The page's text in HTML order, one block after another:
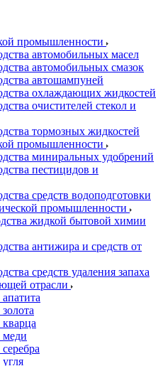
промышленности
автомобильных масел
автомобильных смазок
автошампуней
охлаждающих жидкостей
очистителей стекол и
тормозных жидкостей
промышленности
миниральных удобрений
пестицидов и
средств водоподготовки
промышленности
жидкой бытовой химии
антижира и средств от
средств удаления запаха
отрасли